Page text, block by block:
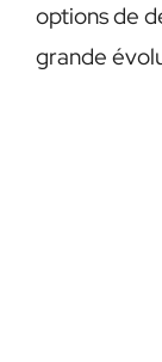
options de
grande